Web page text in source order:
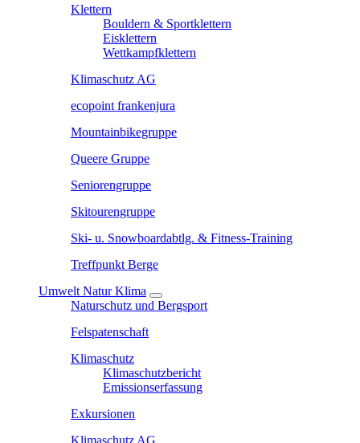
Klettern
Bouldern & Sportklettern
Eisklettern
Wettkampfklettern
Klimaschutz AG
ecopoint frankenjura
Mountainbikegruppe
Queere Gruppe
Seniorengruppe
Skitourengruppe
Ski- u. Snowboardabtlg. & Fitness-Training
Treffpunkt Berge
Umwelt Natur Klima
Naturschutz und Bergsport
Felspatenschaft
Klimaschutz
Klimaschutzbericht
Emissionserfassung
Exkursionen
Klimaschutz AG